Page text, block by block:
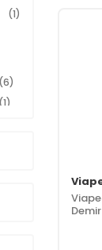
(1)
(6)
(1)